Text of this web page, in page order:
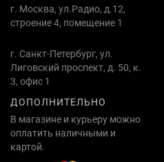
г. Москва, ул.Радио, д.12,
строение 4, помещение 1
г. Санкт-Петербург, ул.
Лиговский проспект, д. 50, к.
3, офис 1
ДОПОЛНИТЕЛЬНО
В магазине и курьеру можно
оплатить наличными и
картой.